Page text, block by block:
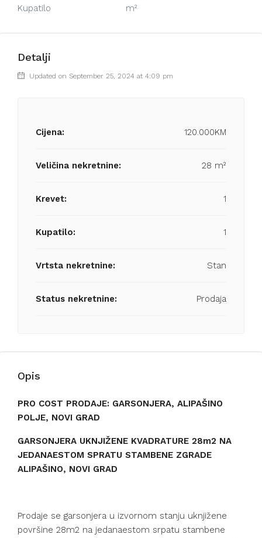
Kupatilo m²
Detalji
Updated on September 25, 2024 at 4:09 pm
Cijena: 120.000KM
Veličina nekretnine: 28 m²
Krevet: 1
Kupatilo: 1
Vrtsta nekretnine: Stan
Status nekretnine: Prodaja
Opis
PRO COST PRODAJE: GARSONJERA, ALIPAŠINO
POLJE, NOVI GRAD
GARSONJERA UKNJIŽENE KVADRATURE 28m2 NA
JEDANAESTOM SPRATU STAMBENE ZGRADE
ALIPAŠINO, NOVI GRAD
Prodaje se garsonjera u izvornom stanju uknjižene
površine 28m2 na jedanaestom srpatu stambene